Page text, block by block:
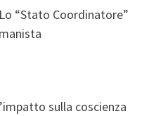
“Stato Coordinatore”
sulla coscienza